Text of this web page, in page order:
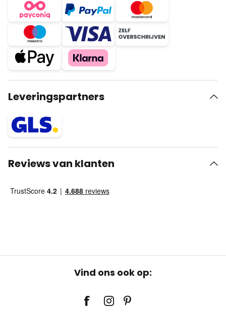
Leveringspartners
Reviews van klanten
Vind ons ook op: